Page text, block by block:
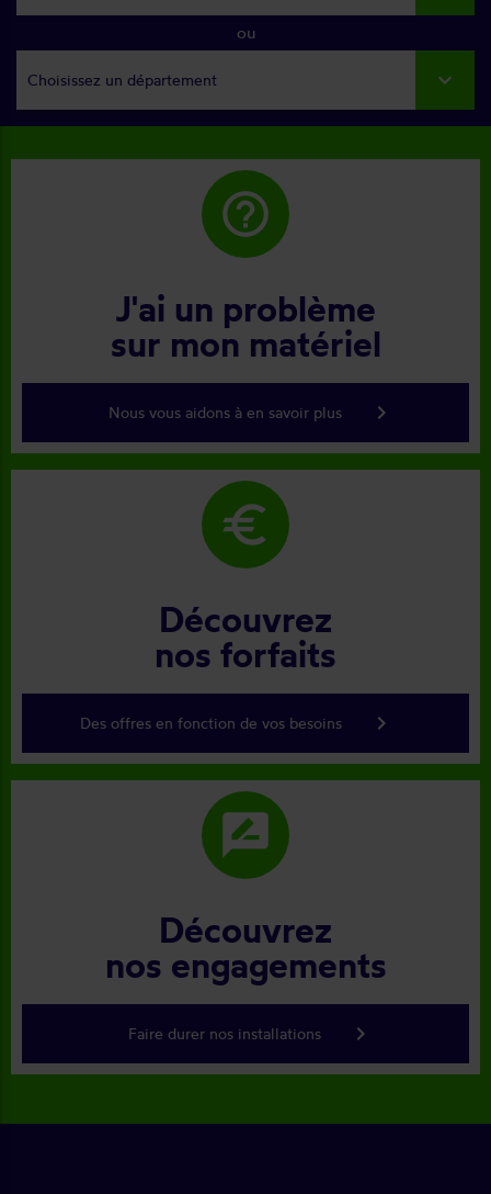
ou
Choisissez un département
help_outline
J'ai un problème
sur mon matériel
Nous vous aidons à en savoir plus keyboard_arrow_right
euro
Découvrez
nos forfaits
Des offres en fonction de vos besoins keyboard_arrow_right
rate_review
Découvrez
nos engagements
Faire durer nos installations keyboard_arrow_right